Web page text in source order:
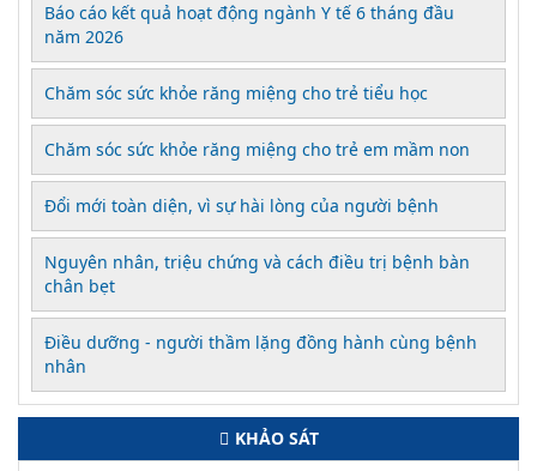
Báo cáo kết quả hoạt động ngành Y tế 6 tháng đầu
năm 2026
Chăm sóc sức khỏe răng miệng cho trẻ tiểu học
Chăm sóc sức khỏe răng miệng cho trẻ em mầm non
Đổi mới toàn diện, vì sự hài lòng của người bệnh
Nguyên nhân, triệu chứng và cách điều trị bệnh bàn
chân bẹt
Điều dưỡng - người thầm lặng đồng hành cùng bệnh
nhân
KHẢO SÁT